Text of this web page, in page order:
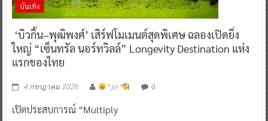
บันเทิง
‘บิวกิ้น–พุฒิพงศ์’ เสิร์ฟโมเมนต์สุดพิเศษ ฉลองเปิดยิ่ง
ใหญ่ “เซ็นทรัล นอร์ทวิลล์” Longevity Destination แห่ง
แรกของไทย
4 กรกฎาคม 2026 ^ jo ^ 0
เปิดประสบการณ์ “Multiply